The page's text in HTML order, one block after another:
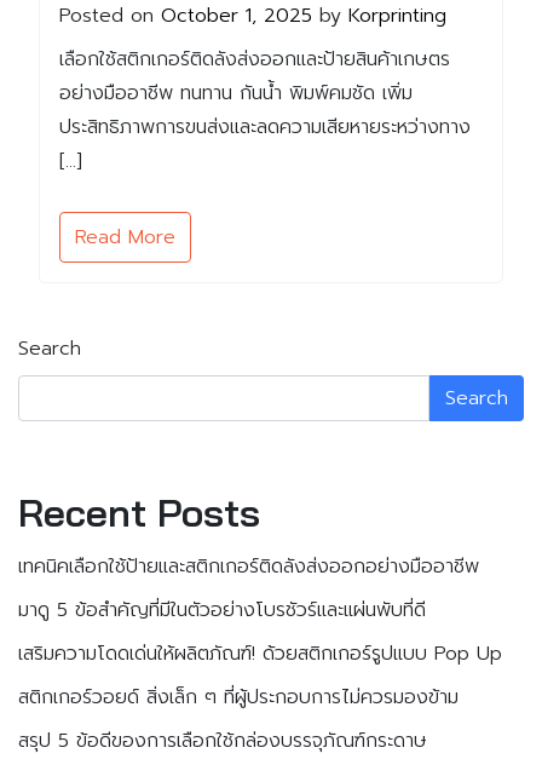
Posted on October 1, 2025 by Korprinting
เลือกใช้สติกเกอร์ติดลังส่งออกและป้ายสินค้าเกษตร
อย่างมืออาชีพ ทนทาน กันน้ำ พิมพ์คมชัด เพิ่ม
ประสิทธิภาพการขนส่งและลดความเสียหายระหว่างทาง
[…]
Read More
Search
Search
Recent Posts
เทคนิคเลือกใช้ป้ายและสติกเกอร์ติดลังส่งออกอย่างมืออาชีพ
มาดู 5 ข้อสำคัญที่มีในตัวอย่างโบรชัวร์และแผ่นพับที่ดี
เสริมความโดดเด่นให้ผลิตภัณฑ์! ด้วยสติกเกอร์รูปแบบ Pop Up
สติกเกอร์วอยด์ สิ่งเล็ก ๆ ที่ผู้ประกอบการไม่ควรมองข้าม
สรุป 5 ข้อดีของการเลือกใช้กล่องบรรจุภัณฑ์กระดาษ